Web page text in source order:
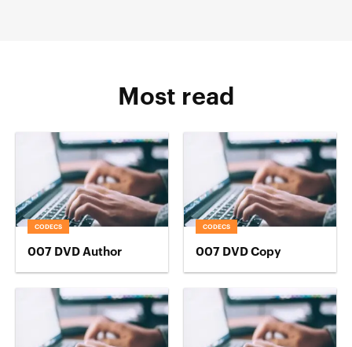
Most read
CODECS
007 DVD Author
CODECS
007 DVD Copy